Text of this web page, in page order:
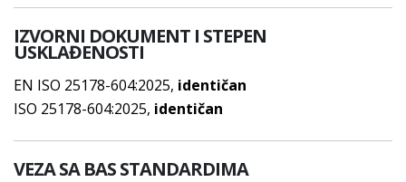
IZVORNI DOKUMENT I STEPEN
USKLAĐENOSTI
EN ISO 25178-604:2025, identičan
ISO 25178-604:2025, identičan
VEZA SA BAS STANDARDIMA